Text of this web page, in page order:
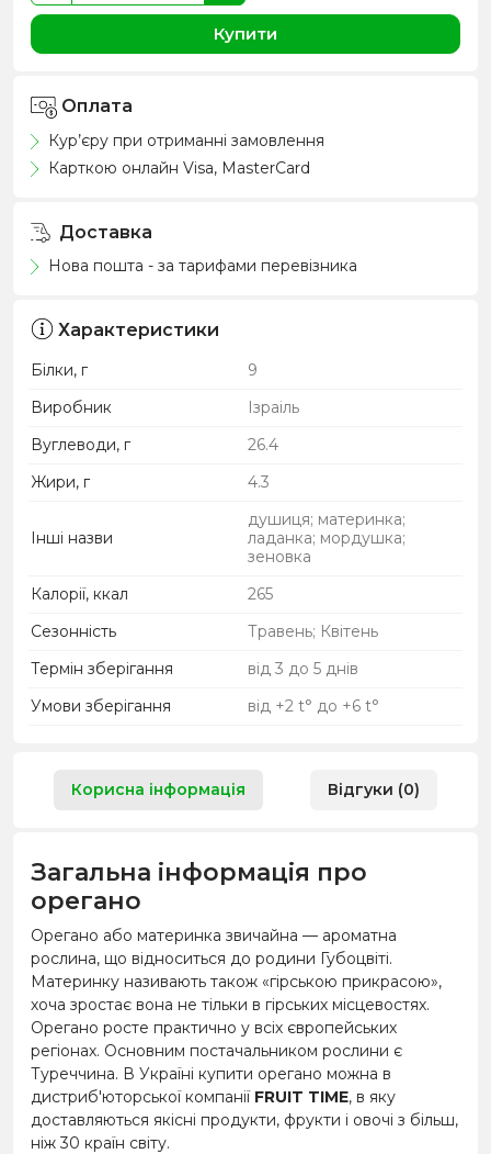
Купити
Оплата
Кур’єру при отриманні замовлення
Карткою онлайн Visa, MasterCard
Доставка
Нова пошта - за тарифами перевізника
Характеристики
Білки, г
9
Виробник
Ізраіль
Вуглеводи, г
26.4
Жири, г
4.3
Інші назви
душиця; материнка;
ладанка; мордушка;
зеновка
Калорії, ккал
265
Сезонність
Травень; Квітень
Термін зберігання
від 3 до 5 днів
Умови зберігання
від +2 t° до +6 t°
Корисна інформація Відгуки (0)
Загальна інформація про
орегано
Орегано або материнка звичайна — ароматна
рослина, що відноситься до родини Губоцвіті.
Материнку називають також «гірською прикрасою»,
хоча зростає вона не тільки в гірських місцевостях.
Орегано росте практично у всіх європейських
регіонах. Основним постачальником рослини є
Туреччина. В Україні купити орегано можна в
дистриб'юторської компанії FRUIT TIME, в яку
доставляються якісні продукти, фрукти і овочі з більш,
ніж 30 країн світу.